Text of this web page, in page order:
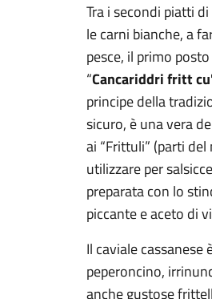
Tra i secondi piatti
le carni bianche, a
pesce, il primo
“Cancariddri fritt
principe della
sicuro, è una vera
ai “Frittuli” (parti
utilizzare per
preparata con lo
piccante e aceto di
Il caviale cassanese
peperoncino,
anche gustose